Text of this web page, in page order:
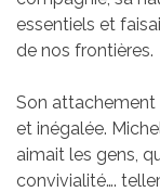
essentiels et
de nos frontières.
Son attachement
et inégalée.
aimait les gens,
convivialité….